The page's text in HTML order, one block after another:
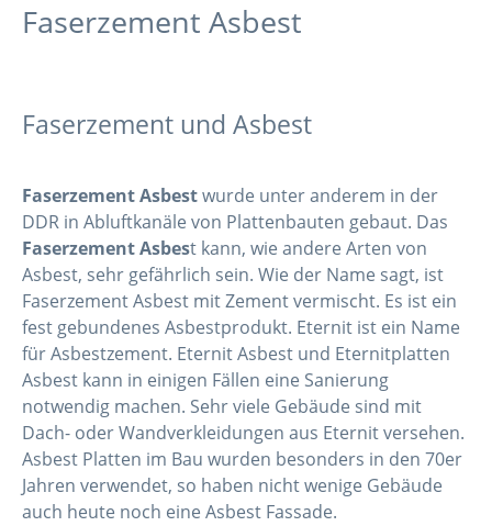
Faserzement Asbest
Faserzement und Asbest
Faserzement Asbestwurde unter anderem in der
DDR in Abluftkanäle von Plattenbauten gebaut. Das
Faserzement Asbest kann, wie andere Arten von
Asbest, sehr gefährlich sein. Wie der Name sagt, ist
Faserzement Asbest mit Zement vermischt. Es ist ein
fest gebundenes Asbestprodukt. Eternit ist ein Name
für Asbestzement. Eternit Asbest und Eternitplatten
Asbest kann in einigen Fällen eine Sanierung
notwendig machen. Sehr viele Gebäude sind mit
Dach- oder Wandverkleidungen aus Eternit versehen.
Asbest Platten im Bau wurden besonders in den 70er
Jahren verwendet, so haben nicht wenige Gebäude
auch heute noch eine Asbest Fassade.